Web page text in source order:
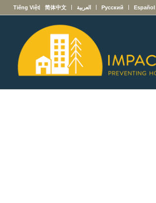
Español
Русский العربية 简体中文
Tiếng Việt